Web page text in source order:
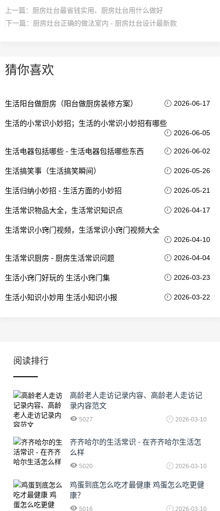
上一篇： 厨房灶台最省钱实用、厨房灶台用什么做好
下一篇： 厨房灶台正确的做法室内 - 厨房灶台设计最新款
猜你喜欢
生活阳台做厨房（阳台做厨房装修方案） 2026-06-17
生活的小常识小妙招；生活的小常识小妙招有哪些
2026-06-05
生活电器包括哪些 - 生活电器包括哪些东西 2026-06-02
生活搞笑事（生活搞笑瞬间） 2026-05-26
生活归纳小妙招 - 生活方面的小妙招 2026-05-21
生活常识物品大全，生活常识知识点 2026-04-17
生活常识小窍门视频，生活常识小窍门视频大全
2026-04-10
生活常识厨房 - 厨房生活常识问题 2026-04-04
生活小窍门好玩的 生活小窍门集 2026-03-23
生活小知识小妙用 生活小知识小报 2026-03-22
阅读排行
高龄老人走访记录内容、高龄老人走访记
录内容范文
5027 2026-03-10
齐齐哈尔的生活常识 - 在齐齐哈尔生活怎
么样
5020 2026-03-10
鸡蛋到底怎么吃才最健康 鸡蛋怎么吃更健
康？
5016 2026-03-10